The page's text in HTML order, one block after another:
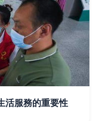
活服務的重要性